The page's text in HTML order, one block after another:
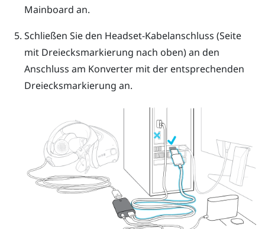
Mainboard an.
Schließen Sie den Headset-Kabelanschluss (Seite
mit Dreiecksmarkierung nach oben) an den
Anschluss am Konverter mit der entsprechenden
Dreiecksmarkierung an.